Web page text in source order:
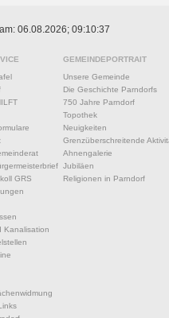
06.08.2026; 09:10:37
GRS
Kanalisation
GEMEINDEPORTRAIT
Unsere Gemeinde
Die Geschichte Parndorfs
750 Jahre Parndorf
Topothek
Neuigkeiten
Grenzüberschreitende
Ahnengalerie
Jubiläen
Religionen in Parndorf